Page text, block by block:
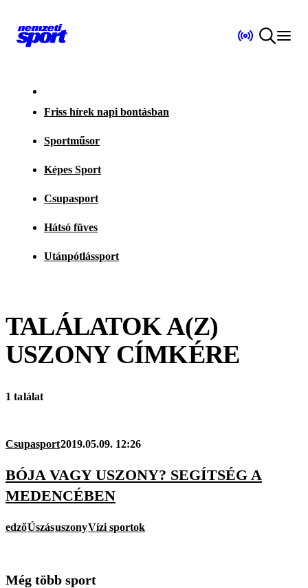
Friss hírek napi bontásban
Sportműsor
Képes Sport
Csupasport
Hátsó füves
Utánpótlássport
TALÁLATOK A(Z)
USZONYCÍMKÉRE
1 találat
Csupasport2019.05.09. 12:26
BÓJA VAGY USZONY? SEGÍTSÉG A
MEDENCÉBEN
edzőÚszásuszonyVízi sportok
Még több sport